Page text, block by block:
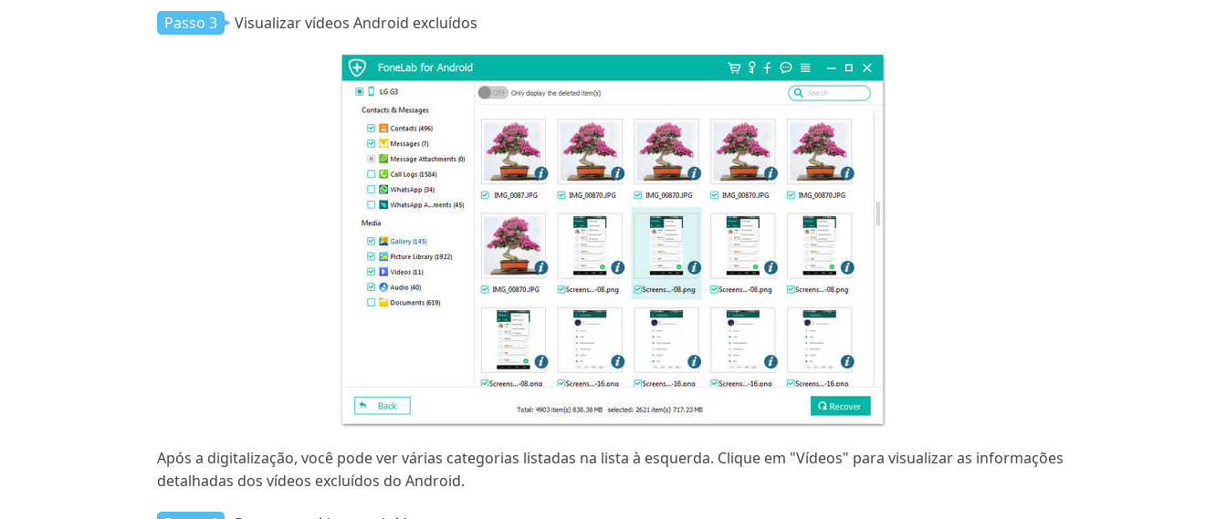
Passo 3 Visualizar vídeos Android excluídos
Após a digitalização, você pode ver várias categorias listadas na lista à esquerda. Clique em "Vídeos" para visualizar as informações
detalhadas dos vídeos excluídos do Android.